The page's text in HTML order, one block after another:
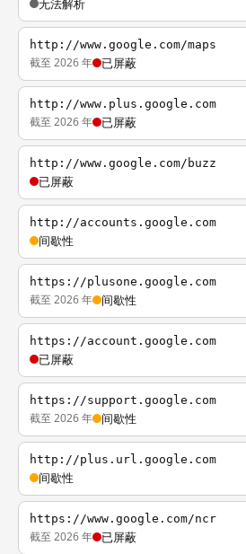
无法解析
http://www.google.com/maps
截至 2026 年 已屏蔽
http://www.plus.google.com
截至 2026 年 已屏蔽
http://www.google.com/buzz
已屏蔽
http://accounts.google.com
间歇性
https://plusone.google.com
截至 2026 年 间歇性
https://account.google.com
已屏蔽
https://support.google.com
截至 2026 年 间歇性
http://plus.url.google.com
间歇性
https://www.google.com/ncr
截至 2026 年 已屏蔽